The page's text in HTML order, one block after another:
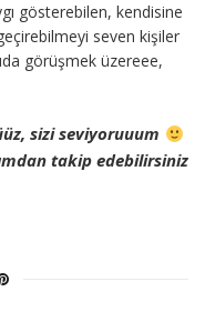
gösterebilen, kendisine
seven kişiler
görüşmek üzereee,
sizi seviyoruuum
takip edebilirsiniz